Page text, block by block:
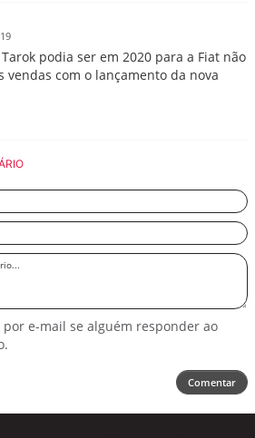
podia ser em 2020 para a Fiat não
vendas com o lançamento da nova
e-mail se alguém responder ao
Comentar